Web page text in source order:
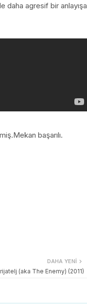
daha agresif bir anlayışa
başarılı.
DAHA YENI
(aka The Enemy) (2011)